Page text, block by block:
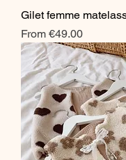
Gilet femme
From €49.00
Sale Price